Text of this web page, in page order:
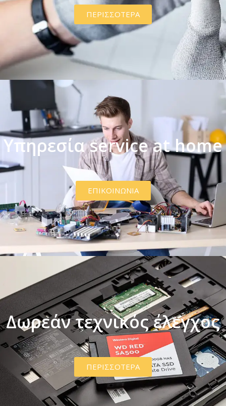
ΠΕΡΙΣΣΟΤΕΡΑ
Υπηρεσία service at home
ΕΠΙΚΟΙΝΩΝΙΑ
Δωρεάν τεχνικός έλεγχος
ΠΕΡΙΣΣΟΤΕΡΑ